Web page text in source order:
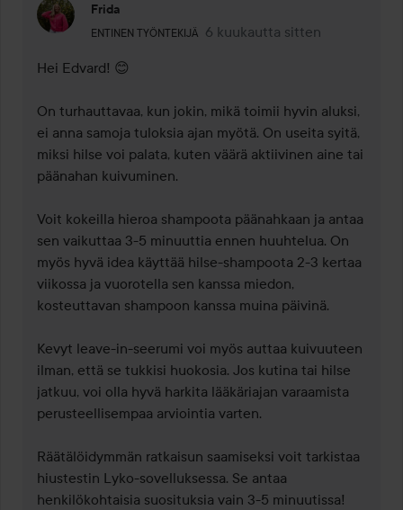
Frida
ENTINEN TYÖNTEKIJÄ
Käyttäjän rooli: Entinen työntekijä.
6 kuukautta sitten
Kommentti lisättiin 6
Hei Edvard! 😊
On turhauttavaa, kun jokin, mikä toimii hyvin aluksi,
ei anna samoja tuloksia ajan myötä. On useita syitä,
miksi hilse voi palata, kuten väärä aktiivinen aine tai
päänahan kuivuminen.
Voit kokeilla hieroa shampoota päänahkaan ja antaa
sen vaikuttaa 3-5 minuuttia ennen huuhtelua. On
myös hyvä idea käyttää hilse-shampoota 2-3 kertaa
viikossa ja vuorotella sen kanssa miedon,
kosteuttavan shampoon kanssa muina päivinä.
Kevyt leave-in-seerumi voi myös auttaa kuivuuteen
ilman, että se tukkisi huokosia. Jos kutina tai hilse
jatkuu, voi olla hyvä harkita lääkäriajan varaamista
perusteellisempaa arviointia varten.
Räätälöidymmän ratkaisun saamiseksi voit tarkistaa
hiustestin Lyko-sovelluksessa. Se antaa
henkilökohtaisia suosituksia vain 3-5 minuutissa!